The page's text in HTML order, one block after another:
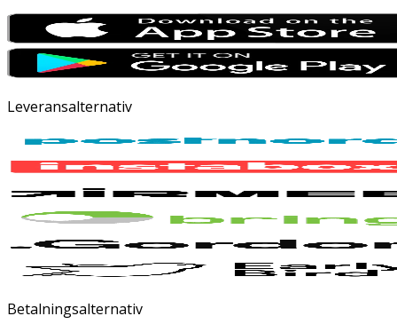
Leveransalternativ
Betalningsalternativ